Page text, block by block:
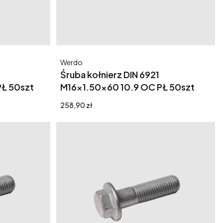
50szt
Śruba kołnierz DIN 6921
M16x1.50x60 10.9 OC PŁ 50szt
Producent
Werdo
Cena
258,90 zł